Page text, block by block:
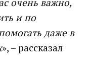
и по
даже в
», – рассказал